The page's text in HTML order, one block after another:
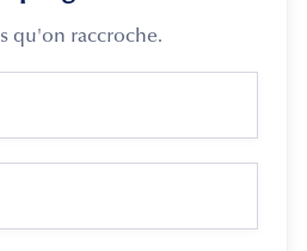
qu'on raccroche.